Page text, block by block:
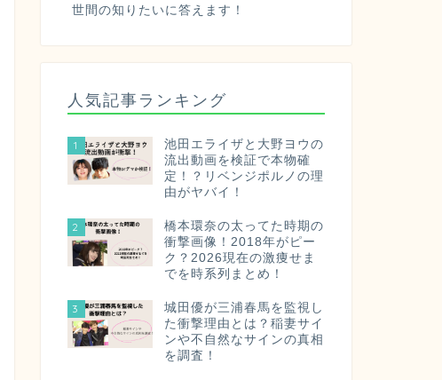
世間の知りたいに答えます！
人気記事ランキング
1
池田エライザと大野ヨウの
流出動画を検証で本物確
定！？リベンジポルノの理
由がヤバイ！
2
橋本環奈の太ってた時期の
衝撃画像！2018年がピー
ク？2026現在の激痩せま
でを時系列まとめ！
3
城田優が三浦春馬を監視し
た衝撃理由とは？稲妻サイ
ンや不自然なサインの真相
を調査！